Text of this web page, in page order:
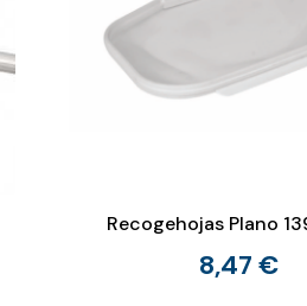
Recogehojas Plano
8,47 €